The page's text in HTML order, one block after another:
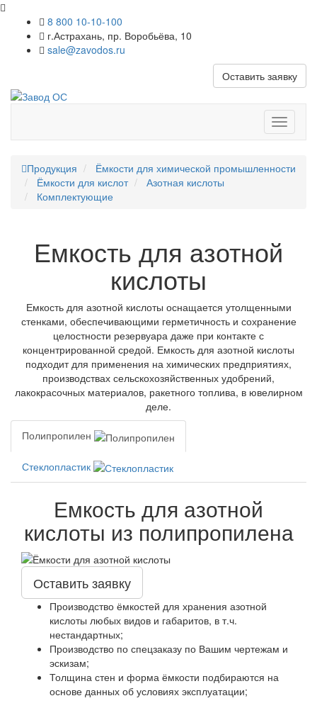
8 800 10-10-100
г.Астрахань, пр. Воробьёва, 10
sale@zavodos.ru
Оставить заявку
меню
Продукция
Ёмкости для химической промышленности
Ёмкости для кислот
Азотная кислоты
Комплектующие
Емкость для азотной
кислоты
Емкость для азотной кислоты оснащается утолщенными
стенками, обеспечивающими герметичность и сохранение
целостности резервуара даже при контакте с
концентрированной средой. Емкость для азотной кислоты
подходит для применения на химических предприятиях,
производствах сельскохозяйственных удобрений,
лакокрасочных материалов, ракетного топлива, в ювелирном
деле.
Полипропилен
Стеклопластик
Емкость для азотной
кислоты из полипропилена
Оставить заявку
Производство ёмкостей для хранения азотной
кислоты любых видов и габаритов, в т.ч.
нестандартных;
Производство по спецзаказу по Вашим чертежам и
эскизам;
Толщина стен и форма ёмкости подбираются на
основе данных об условиях эксплуатации;